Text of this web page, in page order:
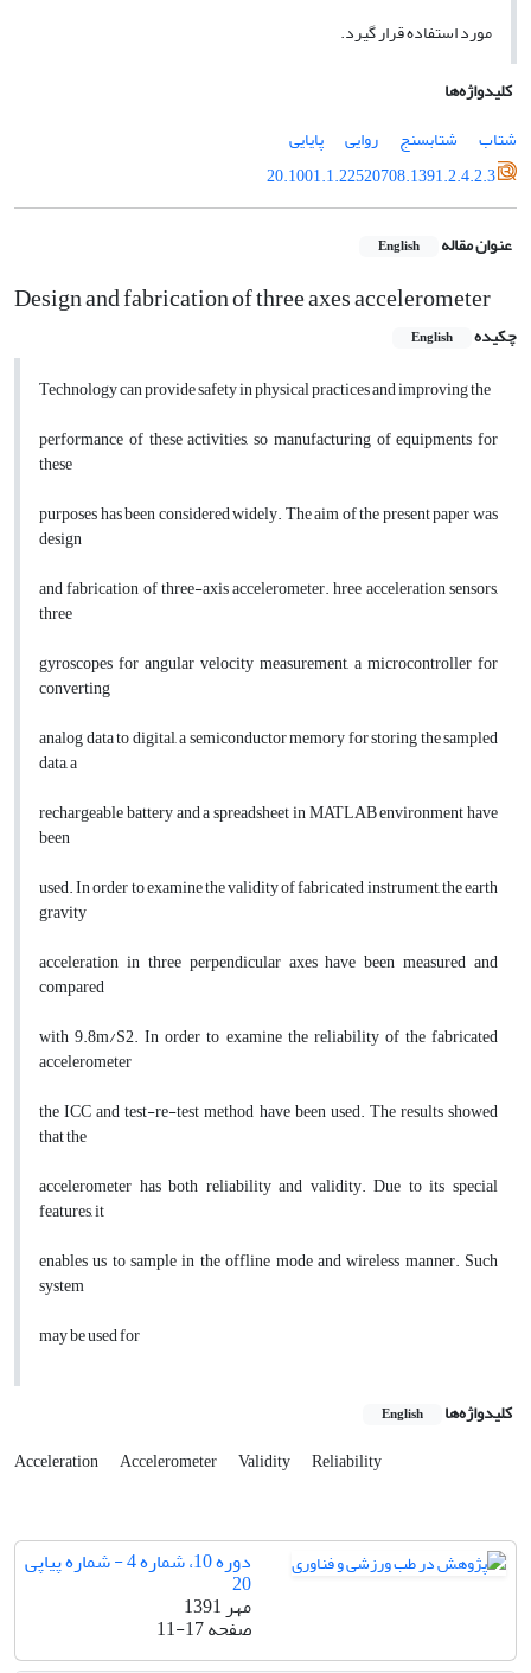
مورد استفاده قرار گیرد.
کلیدواژه‌ها
شتاب
شتابسنج روایی
پایایی
20.1001.1.22520708.1391.2.4.2.3
عنوان مقاله English
Design and fabrication of three axes accelerometer
چکیده English
Technology can provide safety in physical practices and improving the
performance of these activities, so manufacturing of equipments for
these
purposes has been considered widely. The aim of the present paper was
design
and fabrication of three-axis accelerometer. hree acceleration sensors,
three
gyroscopes for angular velocity measurement, a microcontroller for
converting
analog data to digital, a semiconductor memory for storing the sampled
data, a
rechargeable battery and a spreadsheet in MATLAB environment have
been
used. In order to examine the validity of fabricated instrument, the earth
gravity
acceleration in three perpendicular axes have been measured and
compared
with 9.8m/S2. In order to examine the reliability of the fabricated
accelerometer
the ICC and test-re-test method have been used. The results showed
that the
accelerometer has both reliability and validity. Due to its special
features, it
enables us to sample in the offline mode and wireless manner. Such
system
may be used for
کلیدواژه‌ها English
Acceleration Accelerometer Validity Reliability
دوره 10، شماره 4 - شماره پیاپی
20
مهر 1391
صفحه11-17